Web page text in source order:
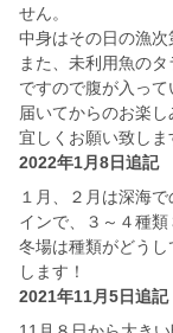
せん。
中身はその日の漁次
また、未利用魚の
ですので腹が入って
届いてからのお楽し
宜しくお願い致し
2022年1月8日追記
１月、２月は深海
インで、３～４種類
冬場は種類がどう
します！
2021年11月5日追記